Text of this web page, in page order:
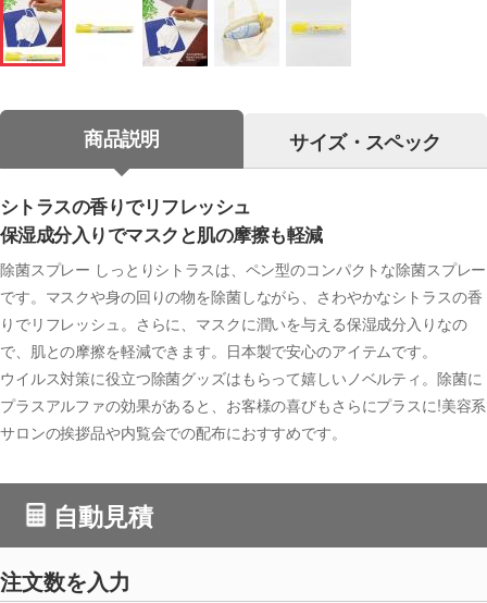
商品説明 サイズ・スペック
シトラスの香りでリフレッシュ
保湿成分入りでマスクと肌の摩擦も軽減
除菌スプレー しっとりシトラスは、ペン型のコンパクトな除菌スプレー
です。マスクや身の回りの物を除菌しながら、さわやかなシトラスの香
りでリフレッシュ。さらに、マスクに潤いを与える保湿成分入りなの
で、肌との摩擦を軽減できます。日本製で安心のアイテムです。
ウイルス対策に役立つ除菌グッズはもらって嬉しいノベルティ。除菌に
プラスアルファの効果があると、お客様の喜びもさらにプラスに!美容系
サロンの挨拶品や内覧会での配布におすすめです。
自動見積
注文数を入力